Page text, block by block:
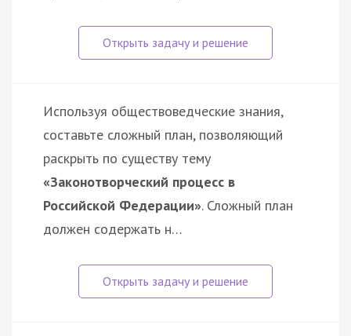
Используя обществоведческие знания,
составьте сложный план, позволяющий
раскрыть по существу тему
«Законотворческий процесс в
Российской Федерации». Сложный план
должен содержать н…